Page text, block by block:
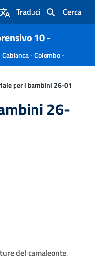
Cerca
Traduci
10 -
- Colombo -
per i bambini 26-01
26-
del camaleonte.